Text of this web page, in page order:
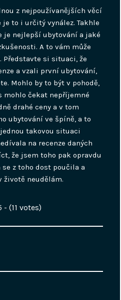
z nejpoužívanějších věcí
to i určitý vynález. Takhle
nejlepší ubytování a jaké
A to vám může
Představte si situaci, že
a vzali první ubytování,
Mohlo by to být v pohodě,
mohlo čekat nepříjemné
drahé ceny a v tom
ubytování ve špíně, a to
takovou situaci
na recenze daných
že jsem toho pak opravdu
z toho dost poučila a
životě neudělám.
- (11 votes)